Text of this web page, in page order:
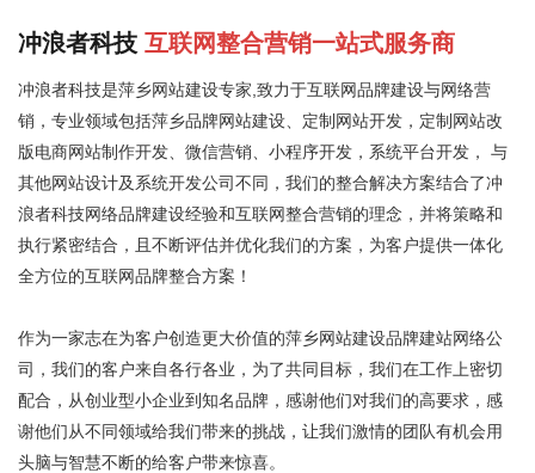
冲浪者科技 互联网整合营销一站式服务商
冲浪者科技是萍乡网站建设专家,致力于互联网品牌建设与网络营
销，专业领域包括萍乡品牌网站建设 、定制网站开发，定制网站改
版电商网站制作开发、微信营销、小程序开发，系统平台开发， 与
其他网站设计及系统开发公司不同，我们的整合解决方案结合了冲
浪者科技网络品牌建设经验和互联网整合营销的理念，并将策略和
执行紧密结合，且不断评估并优化我们的方案，为客户提供一体化
全方位的互联网品牌整合方案！
作为一家志在为客户创造更大价值的萍乡网站建设品牌建站网络公
司 ，我们的客户来自各行各业，为了共同目标，我们在工作上密切
配合，从创业型小企业到知名品牌，感谢他们对我们的高要求，感
谢他们从不同领域给我们带来的挑战，让我们激情的团队有机会用
头脑与智慧不断的给客户带来惊喜。